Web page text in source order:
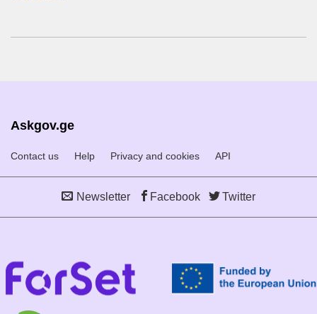
Askgov.ge
Contact us Help Privacy and cookies API
Newsletter Facebook Twitter